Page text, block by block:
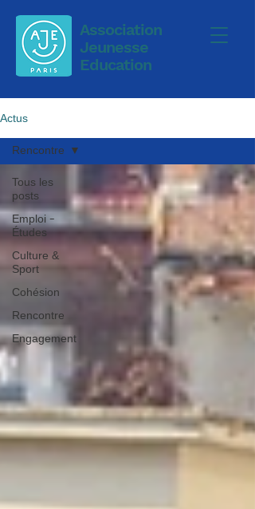
Association
Jeunesse
Education
Actus
Tous les
posts
Emploi -
Études
Culture &
Sport
Cohésion
Rencontre
Engagement
Rencontre